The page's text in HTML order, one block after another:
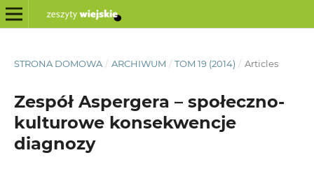
STRONA DOMOWA / ARCHIWUM / TOM 19 (2014) / Articles
Zespół Aspergera – społeczno-
kulturowe konsekwencje
diagnozy